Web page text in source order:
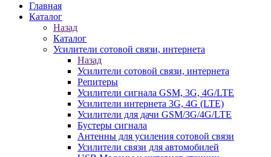
Главная
Каталог
Назад
Каталог
Усилители сотовой связи, интернета
Назад
Усилители сотовой связи, интернета
Репитеры
Усилители сигнала GSM, 3G, 4G/LTE
Усилители интернета 3G, 4G (LTE)
Усилители для дачи GSM/3G/4G/LTE
Бустеры сигнала
Антенны для усиления сотовой связи
Усилители связи для автомобилей